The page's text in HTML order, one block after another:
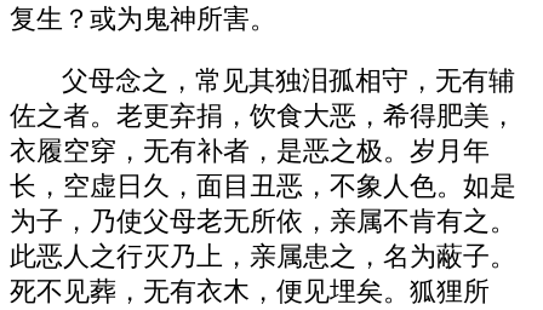
复生？或为鬼神所害。
父母念之，常见其独泪孤相守，无有辅
佐之者。老更弃捐，饮食大恶，希得肥美，
衣履空穿，无有补者，是恶之极。岁月年
长，空虚日久，面目丑恶，不象人色。如是
为子，乃使父母老无所依，亲属不肯有之。
此恶人之行灭乃上，亲属患之，名为蔽子。
死不见葬，无有衣木，便见埋矣。狐狸所